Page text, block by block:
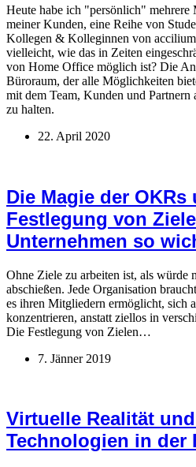
Heute habe ich "persönlich" mehrere
meiner Kunden, eine Reihe von
Kollegen & Kolleginnen von
vielleicht, wie das in Zeiten
von Home Office möglich ist? Die
Büroraum, der alle Möglichkeiten
mit dem Team, Kunden und
zu halten.
22. April 2020
Die Magie der
Festlegung von
Unternehmen so
Ohne Ziele zu arbeiten ist, als würde
abschießen. Jede Organisation
es ihren Mitgliedern ermöglicht, sich
konzentrieren, anstatt ziellos in
Die Festlegung von Zielen…
7. Jänner 2019
Virtuelle Realität
Technologien in der